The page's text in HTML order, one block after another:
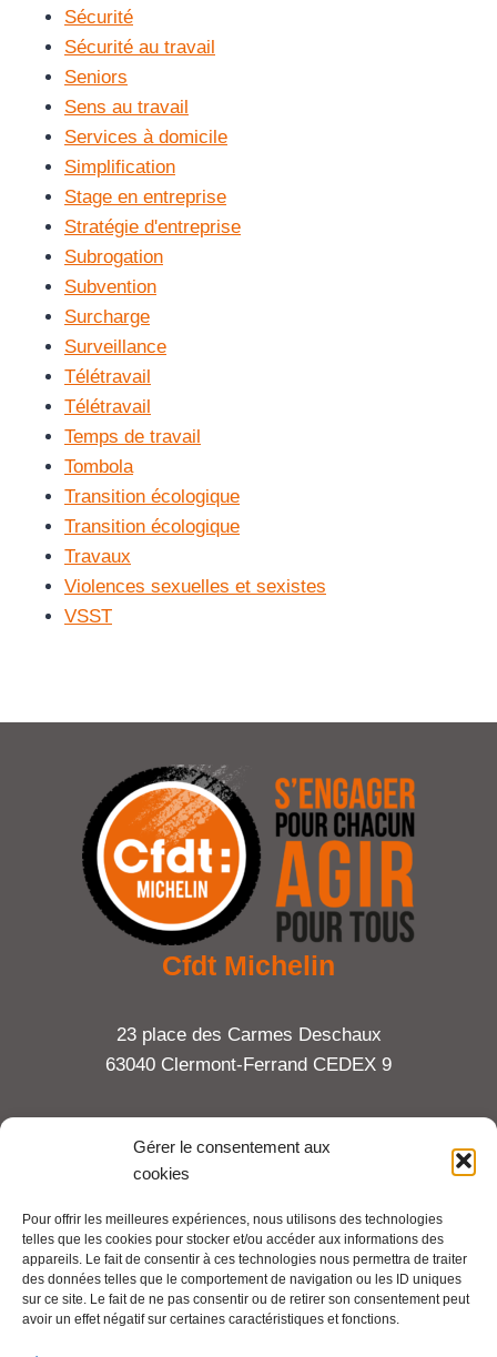
Gérer le consentement aux
cookies
Pour offrir les meilleures expériences, nous utilisons des technologies
telles que les cookies pour stocker et/ou accéder aux informations des
appareils. Le fait de consentir à ces technologies nous permettra de traiter
des données telles que le comportement de navigation ou les ID uniques
sur ce site. Le fait de ne pas consentir ou de retirer son consentement peut
avoir un effet négatif sur certaines caractéristiques et fonctions.
Sécurité
Sécurité au travail
Seniors
Sens au travail
Services à domicile
Simplification
Stage en entreprise
Stratégie d'entreprise
Subrogation
Subvention
Surcharge
Surveillance
Télétravail
Télétravail
Temps de travail
Tombola
Transition écologique
Transition écologique
Travaux
Violences sexuelles et sexistes
VSST
Cfdt Michelin
23 place des Carmes Deschaux
63040 Clermont-Ferrand CEDEX 9
Mentions légales
Pour aller plus loin :